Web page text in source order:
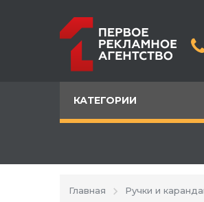
КАТЕГОРИИ
Главная Ручки и